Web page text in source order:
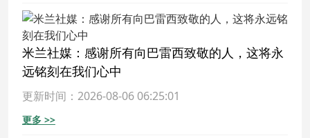
米兰社媒：感谢所有向巴雷西致敬的人，这将永
远铭刻在我们心中
更新时间：2026-08-06 06:25:01
更多 >>